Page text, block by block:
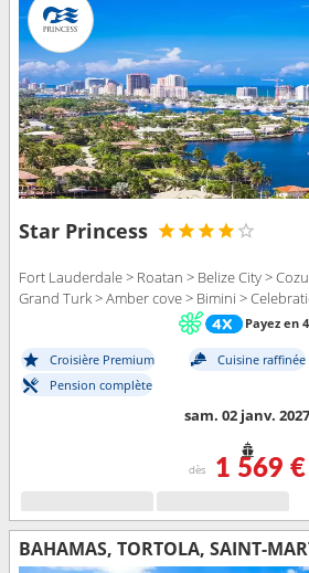
Star Princess
Fort Lauderdale > Roatan > Belize City >
Grand Turk > Amber cove > Bimini >
Payez en
Croisière Premium Cuisine raffinée
Pension complète
sam. 02 janv. 2027
dès 1 569 €